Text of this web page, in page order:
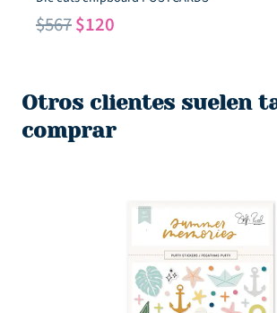
$567El
era:
$567.
$120
es:
$120.
Otros clientes suelen
comprar